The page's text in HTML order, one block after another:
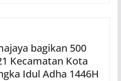
bagikan 500
Kecamatan Kota
Idul Adha 1446H